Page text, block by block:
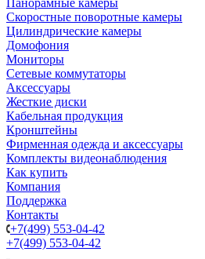
Панорамные камеры
Скоростные поворотные камеры
Цилиндрические камеры
Домофония
Мониторы
Сетевые коммутаторы
Аксессуары
Жесткие диски
Кабельная продукция
Кронштейны
Фирменная одежда и аксессуары
Комплекты видеонаблюдения
Как купить
Компания
Поддержка
Контакты
+7(499) 553-04-42
+7(499) 553-04-42